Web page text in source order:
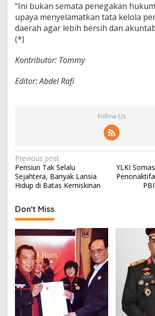
“Ini bukan semata penegakan
upaya menyelamatkan tata kelola
daerah agar lebih bersih dan
(*)
Kontributor: Tommy
Editor: Abdel Rafi
Follow Us
P
o
s
t
n
a
v
i
g
a
Previous post
Pensiun Tak Selalu
Sejahtera, Banyak Lansia
Hidup di Batas Kemiskinan
YLKI
Don't Miss